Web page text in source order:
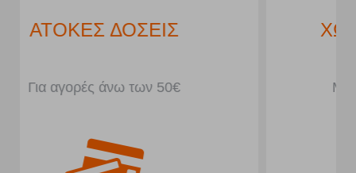
ΧΩΡΟΣ ΣΤΑΘΜΕΥΣΗΣ
Μπροστά από το κατάστημα